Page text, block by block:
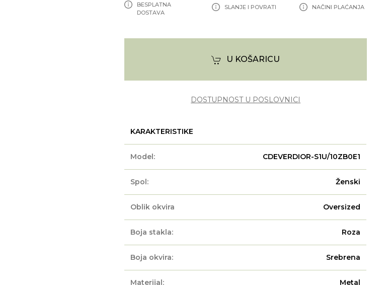
BESPLATNA
DOSTAVA
SLANJE I POVRATI NAČINI PLAĆANJA
U KOŠARICU
DOSTUPNOST U POSLOVNICI
KARAKTERISTIKE
Model: CDEVERDIOR-S1U/10ZB0E1
Spol: Ženski
Oblik okvira Oversized
Boja stakla: Roza
Boja okvira: Srebrena
Materijal: Metal